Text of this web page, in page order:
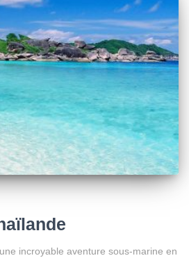
incroyable aventure sous-marine en